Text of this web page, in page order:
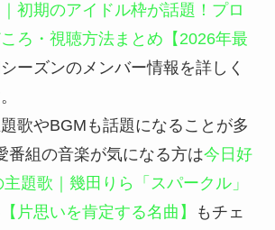
初期のアイドル枠が話題！プロ
ろ・視聴方法まとめ【2026年最
ーズンのメンバー情報を詳しく
歌やBGMも話題になることが多
番組の音楽が気になる方は今日好
題歌｜幾田りら「スパークル」
片思いを肯定する名曲】
もチェ